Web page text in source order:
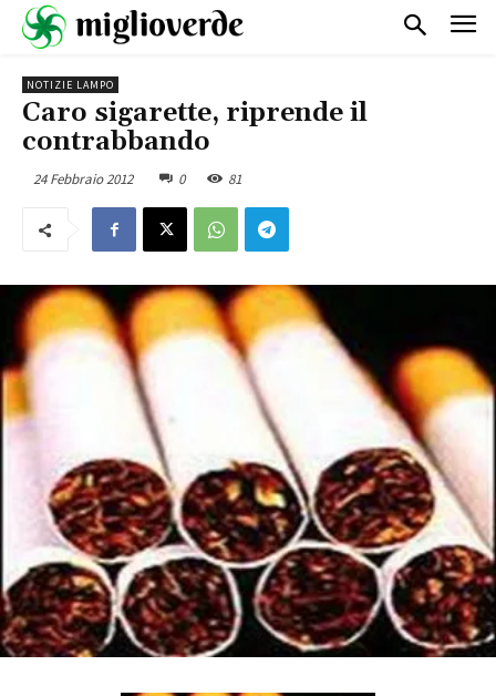
NOTIZIE LAMPO
Caro sigarette, riprende il
contrabbando
24 Febbraio 2012 0 81